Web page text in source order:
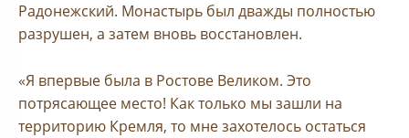
Радонежский. Монастырь был дважды полностью
разрушен, а затем вновь восстановлен.
«Я впервые была в Ростове Великом. Это
потрясающее место! Как только мы зашли на
территорию Кремля, то мне захотелось остаться